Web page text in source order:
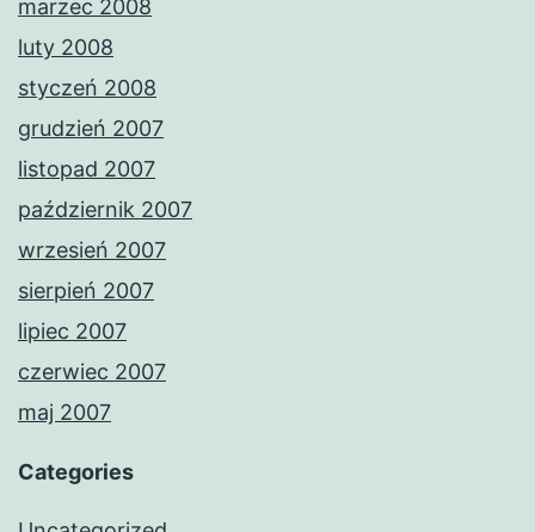
marzec 2008
luty 2008
styczeń 2008
grudzień 2007
listopad 2007
październik 2007
wrzesień 2007
sierpień 2007
lipiec 2007
czerwiec 2007
maj 2007
Categories